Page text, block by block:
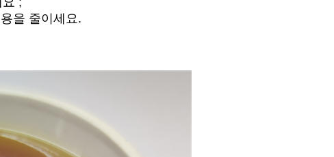
을 줄이세요.